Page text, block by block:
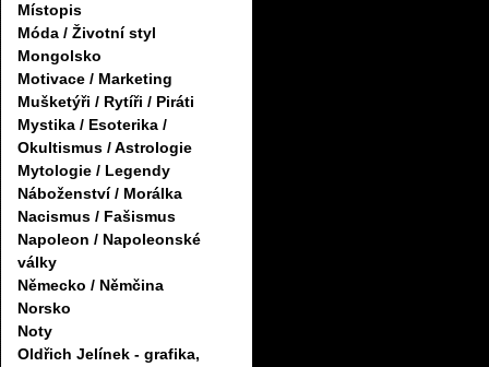
Místopis
Móda / Životní styl
Mongolsko
Motivace / Marketing
Mušketýři / Rytíři / Piráti
Mystika / Esoterika /
Okultismus / Astrologie
Mytologie / Legendy
Náboženství / Morálka
Nacismus / Fašismus
Napoleon / Napoleonské
války
Německo / Němčina
Norsko
Noty
Oldřich Jelínek - grafika,